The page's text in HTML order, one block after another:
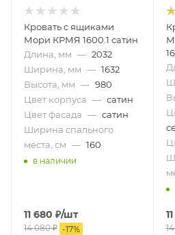
Кровать с ящиками
Мори КРМЯ 1600.1 сатин
Длина, мм — 2032
Ширина, мм — 1632
Высота, мм — 980
Цвет корпуса — сатин
Цвет фасада — сатин
Ширина спального
места, см — 160
в наличии
11 680 ₽/шт
14 080₽ -17%